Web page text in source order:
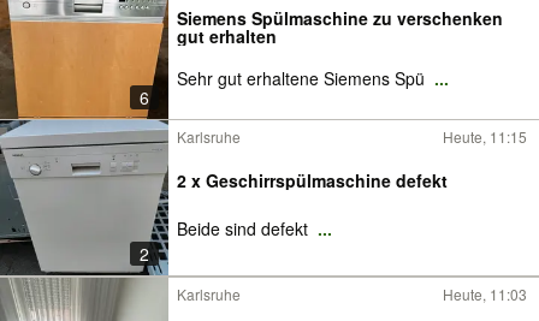
6
Siemens Spülmaschine zu verschenken
gut erhalten
Sehr gut erhaltene Siemens Spü ...
2
Karlsruhe Heute, 11:15
2 x Geschirrspülmaschine defekt
Beide sind defekt ...
Karlsruhe Heute, 11:03